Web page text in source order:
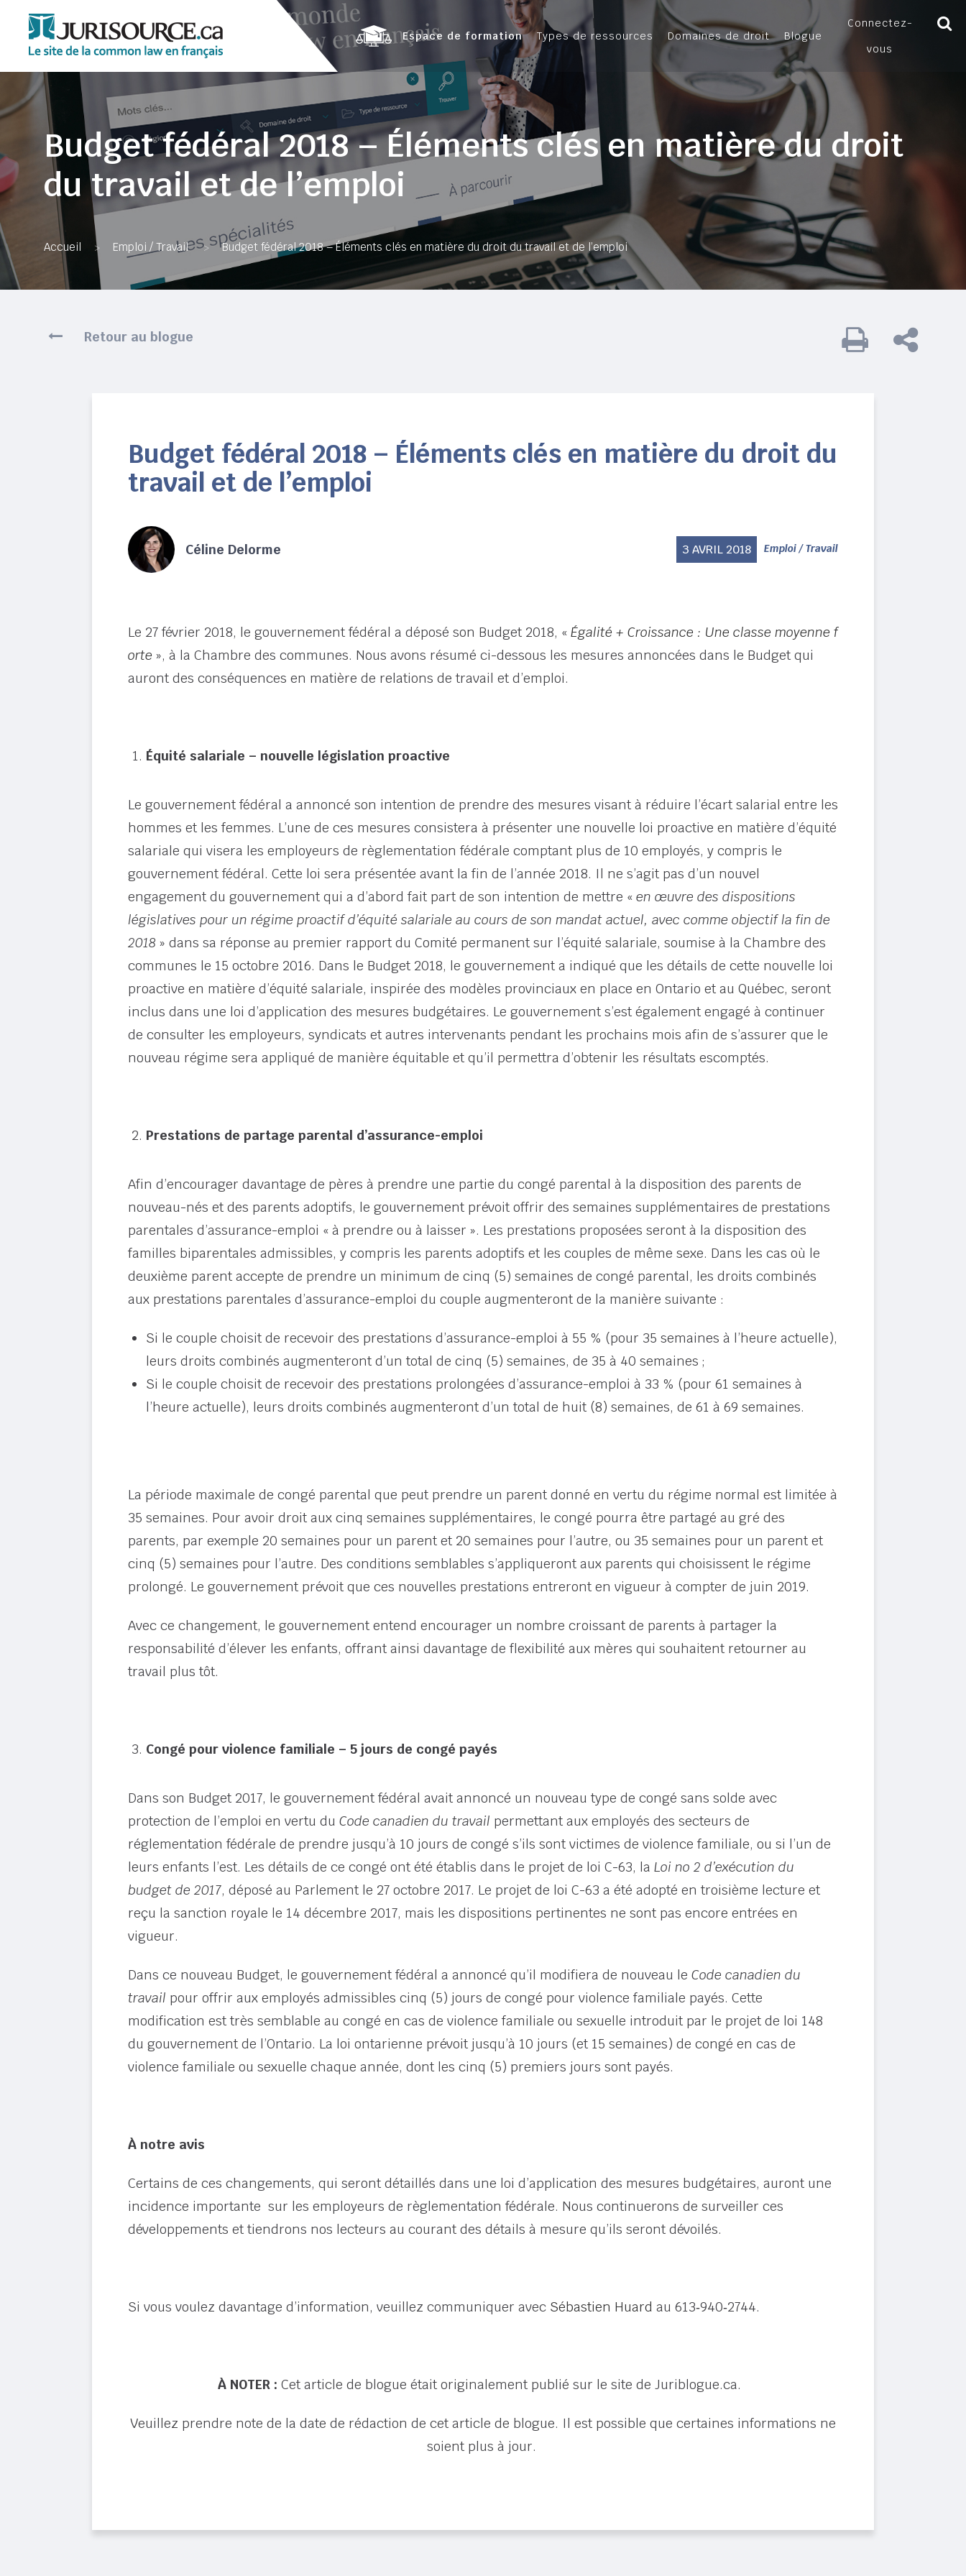
Connectez-
vous
Espace de formation Types de ressources Domaines de droit Blogue
Budget fédéral 2018 – Éléments clés en matière du droit
du travail et de l’emploi
Accueil > Emploi / Travail > Budget fédéral 2018 – Éléments clés en matière du droit du travail et de l’emploi
Retour au blogue
Budget fédéral 2018 – Éléments clés en matière du droit du
travail et de l’emploi
Céline Delorme 3 AVRIL 2018 Emploi / Travail
Le 27 février 2018, le gouvernement fédéral a déposé son Budget 2018, « Égalité + Croissance : Une classe moyenne f
orte », à la Chambre des communes. Nous avons résumé ci-dessous les mesures annoncées dans le Budget qui
auront des conséquences en matière de relations de travail et d’emploi.
Équité salariale – nouvelle législation proactive
Le gouvernement fédéral a annoncé son intention de prendre des mesures visant à réduire l’écart salarial entre les
hommes et les femmes. L’une de ces mesures consistera à présenter une nouvelle loi proactive en matière d’équité
salariale qui visera les employeurs de règlementation fédérale comptant plus de 10 employés, y compris le
gouvernement fédéral. Cette loi sera présentée avant la fin de l’année 2018. Il ne s’agit pas d’un nouvel
engagement du gouvernement qui a d’abord fait part de son intention de mettre « en œuvre des dispositions
législatives pour un régime proactif d’équité salariale au cours de son mandat actuel, avec comme objectif la fin de
2018 » dans sa réponse au premier rapport du Comité permanent sur l’équité salariale, soumise à la Chambre des
communes le 15 octobre 2016. Dans le Budget 2018, le gouvernement a indiqué que les détails de cette nouvelle loi
proactive en matière d’équité salariale, inspirée des modèles provinciaux en place en Ontario et au Québec, seront
inclus dans une loi d’application des mesures budgétaires. Le gouvernement s’est également engagé à continuer
de consulter les employeurs, syndicats et autres intervenants pendant les prochains mois afin de s’assurer que le
nouveau régime sera appliqué de manière équitable et qu’il permettra d’obtenir les résultats escomptés.
Prestations de partage parental d’assurance-emploi
Afin d’encourager davantage de pères à prendre une partie du congé parental à la disposition des parents de
nouveau-nés et des parents adoptifs, le gouvernement prévoit offrir des semaines supplémentaires de prestations
parentales d’assurance-emploi « à prendre ou à laisser ». Les prestations proposées seront à la disposition des
familles biparentales admissibles, y compris les parents adoptifs et les couples de même sexe. Dans les cas où le
deuxième parent accepte de prendre un minimum de cinq (5) semaines de congé parental, les droits combinés
aux prestations parentales d’assurance-emploi du couple augmenteront de la manière suivante :
Si le couple choisit de recevoir des prestations d’assurance-emploi à 55 % (pour 35 semaines à l’heure actuelle),
leurs droits combinés augmenteront d’un total de cinq (5) semaines, de 35 à 40 semaines ;
Si le couple choisit de recevoir des prestations prolongées d’assurance-emploi à 33 % (pour 61 semaines à
l’heure actuelle), leurs droits combinés augmenteront d’un total de huit (8) semaines, de 61 à 69 semaines.
La période maximale de congé parental que peut prendre un parent donné en vertu du régime normal est limitée à
35 semaines. Pour avoir droit aux cinq semaines supplémentaires, le congé pourra être partagé au gré des
parents, par exemple 20 semaines pour un parent et 20 semaines pour l’autre, ou 35 semaines pour un parent et
cinq (5) semaines pour l’autre. Des conditions semblables s’appliqueront aux parents qui choisissent le régime
prolongé. Le gouvernement prévoit que ces nouvelles prestations entreront en vigueur à compter de juin 2019.
Avec ce changement, le gouvernement entend encourager un nombre croissant de parents à partager la
responsabilité d’élever les enfants, offrant ainsi davantage de flexibilité aux mères qui souhaitent retourner au
travail plus tôt.
Congé pour violence familiale – 5 jours de congé payés
Dans son Budget 2017, le gouvernement fédéral avait annoncé un nouveau type de congé sans solde avec
protection de l’emploi en vertu du Code canadien du travail permettant aux employés des secteurs de
réglementation fédérale de prendre jusqu’à 10 jours de congé s’ils sont victimes de violence familiale, ou si l’un de
leurs enfants l’est. Les détails de ce congé ont été établis dans le projet de loi C-63, la Loi no 2 d’exécution du
budget de 2017, déposé au Parlement le 27 octobre 2017. Le projet de loi C-63 a été adopté en troisième lecture et
reçu la sanction royale le 14 décembre 2017, mais les dispositions pertinentes ne sont pas encore entrées en
vigueur.
Dans ce nouveau Budget, le gouvernement fédéral a annoncé qu’il modifiera de nouveau le Code canadien du
travail pour offrir aux employés admissibles cinq (5) jours de congé pour violence familiale payés. Cette
modification est très semblable au congé en cas de violence familiale ou sexuelle introduit par le projet de loi 148
du gouvernement de l’Ontario. La loi ontarienne prévoit jusqu’à 10 jours (et 15 semaines) de congé en cas de
violence familiale ou sexuelle chaque année, dont les cinq (5) premiers jours sont payés.
À notre avis
Certains de ces changements, qui seront détaillés dans une loi d’application des mesures budgétaires, auront une
incidence importante sur les employeurs de règlementation fédérale. Nous continuerons de surveiller ces
développements et tiendrons nos lecteurs au courant des détails à mesure qu’ils seront dévoilés.
Si vous voulez davantage d’information, veuillez communiquer avec Sébastien Huard au 613‑940‑2744.
À NOTER : Cet article de blogue était originalement publié sur le site de Juriblogue.ca.
Veuillez prendre note de la date de rédaction de cet article de blogue. Il est possible que certaines informations ne
soient plus à jour.